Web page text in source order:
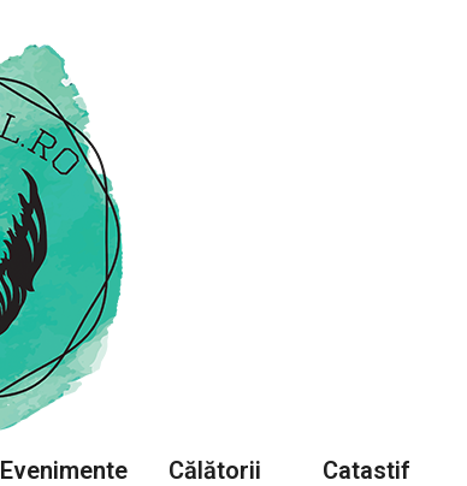
Evenimente Călătorii Catastif